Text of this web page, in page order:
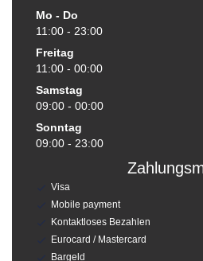
Mo - Do
11:00 - 23:00
Freitag
11:00 - 00:00
Samstag
09:00 - 00:00
Sonntag
09:00 - 23:00
Visa
Mobile payment
Kontaktloses Bezahlen
Eurocard / Mastercard
Bargeld